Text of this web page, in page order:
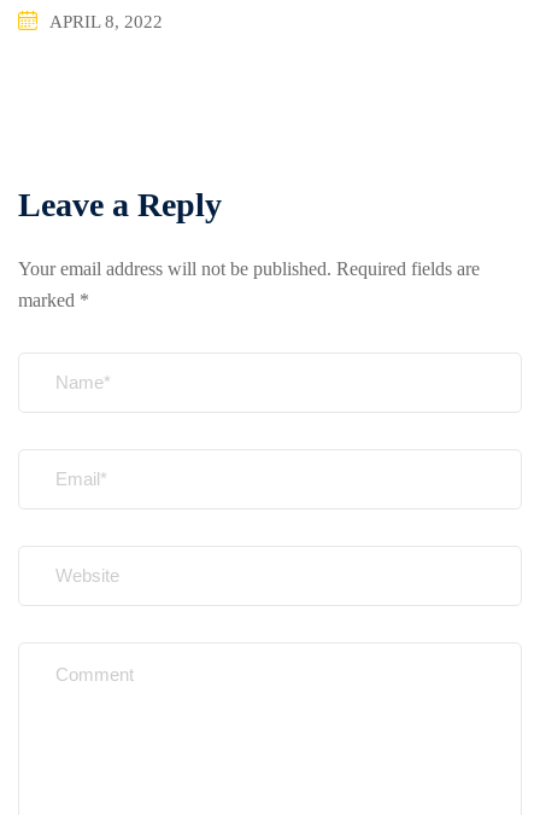
APRIL 8, 2022
Leave a Reply
Your email address will not be published. Required fields are
marked *